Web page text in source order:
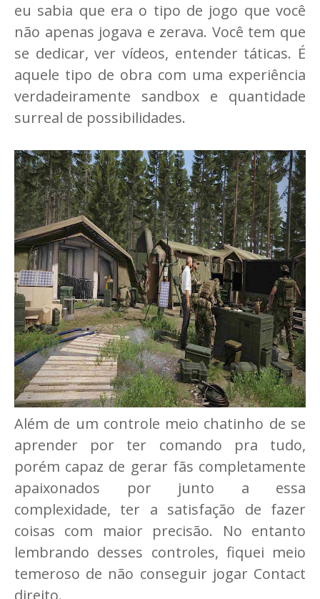
eu sabia que era o tipo de jogo que você
não apenas jogava e zerava. Você tem que
se dedicar, ver vídeos, entender táticas. É
aquele tipo de obra com uma experiência
verdadeiramente sandbox e quantidade
surreal de possibilidades.
Além de um controle meio chatinho de se
aprender por ter comando pra tudo,
porém capaz de gerar fãs completamente
apaixonados por junto a essa
complexidade, ter a satisfação de fazer
coisas com maior precisão. No entanto
lembrando desses controles, fiquei meio
temeroso de não conseguir jogar Contact
direito.